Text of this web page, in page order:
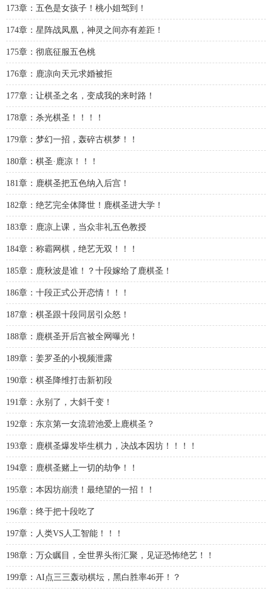
173章：五色是女孩子！桃小姐驾到！
174章：星阵战凤凰，神灵之间亦有差距！
175章：彻底征服五色桃
176章：鹿凉向天元求婚被拒
177章：让棋圣之名，变成我的来时路！
178章：杀光棋圣！！！！
179章：梦幻一招，轰碎古棋梦！！
180章：棋圣·鹿凉！！！
181章：鹿棋圣把五色纳入后宫！
182章：绝艺完全体降世！鹿棋圣进大学！
183章：鹿凉上课，当众非礼五色教授
184章：称霸网棋，绝艺无双！！！
185章：鹿秋波是谁！？十段嫁给了鹿棋圣！
186章：十段正式公开恋情！！！
187章：棋圣跟十段同居引众怒！
188章：鹿棋圣开后宫被全网曝光！
189章：姜罗圣的小视频泄露
190章：棋圣降维打击新初段
191章：永别了，大斜千变！
192章：东京第一女流碧池爱上鹿棋圣？
193章：鹿棋圣爆发毕生棋力，决战本因坊！！！！
194章：鹿棋圣赌上一切的劫争！！
195章：本因坊崩溃！最绝望的一招！！
196章：终于把十段吃了
197章：人类VS人工智能！！！
198章：万众瞩目，全世界头衔汇聚，见证恐怖绝艺！！
199章：AI点三三轰动棋坛，黑白胜率46开！？